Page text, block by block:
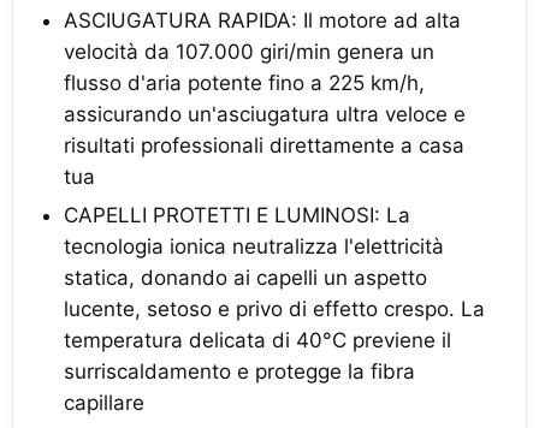
ASCIUGATURA RAPIDA: Il motore ad alta
velocità da 107.000 giri/min genera un
flusso d'aria potente fino a 225 km/h,
assicurando un'asciugatura ultra veloce e
risultati professionali direttamente a casa
tua
CAPELLI PROTETTI E LUMINOSI: La
tecnologia ionica neutralizza l'elettricità
statica, donando ai capelli un aspetto
lucente, setoso e privo di effetto crespo. La
temperatura delicata di 40°C previene il
surriscaldamento e protegge la fibra
capillare